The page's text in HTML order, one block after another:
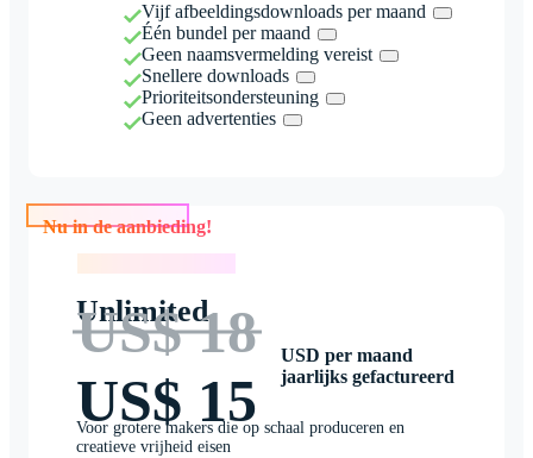
Vijf afbeeldingsdownloads per maand
Één bundel per maand
Geen naamsvermelding vereist
Snellere downloads
Prioriteitsondersteuning
Geen advertenties
Nu in de aanbieding!
Unlimited
US$ 18
US$ 15
USD per maand
jaarlijks gefactureerd
Voor grotere makers die op schaal produceren en
creatieve vrijheid eisen